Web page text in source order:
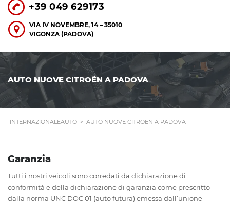
+39 049 629173
VIA IV NOVEMBRE, 14 – 35010
VIGONZA (PADOVA)
AUTO NUOVE CITROËN A PADOVA
INTERNAZIONALEAUTO > AUTO NUOVE CITROËN A PADOVA
Garanzia
Tutti i nostri veicoli sono corredati da dichiarazione di
conformità e della dichiarazione di garanzia come prescritto
dalla norma UNC DOC 01 (auto futura) emessa dall’unione